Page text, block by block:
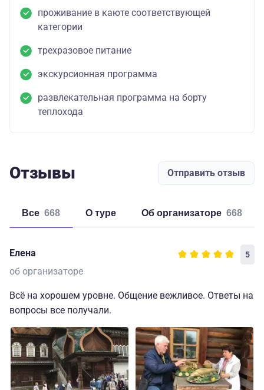
проживание в каюте соответствующей
категории
трехразовое питание
экскурсионная программа
развлекательная программа на борту
теплохода
Отзывы Отправить отзыв
Все 668 о туре об организаторе 668
Елена 5
об организаторе
Всё на хорошем уровне. Общение вежливое. Ответы на
вопросы все получали.